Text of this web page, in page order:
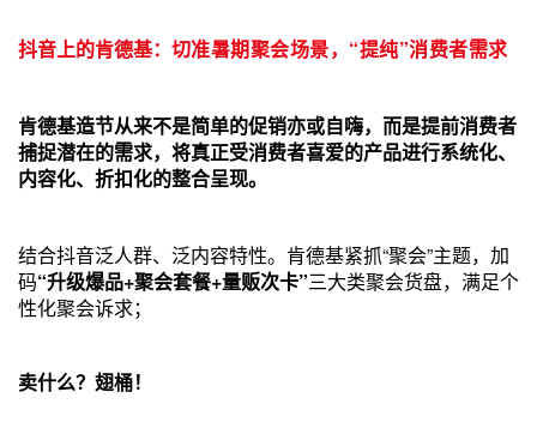
抖音上的肯德基： 切准暑期聚会场景，“提纯”消费者需求
肯德基造节从来不是简单的促销亦或自嗨，而是提前消费者
捕捉潜在的需求，将真正受消费者喜爱的产品进行系统化、
内容化、折扣化的整合呈现。
结合抖音泛人群、泛内容特性。肯德基紧抓“聚会”主题，加
码“升级爆品+聚会套餐+量贩次卡”三大类聚会货盘，满足个
性化聚会诉求；
卖什么？翅桶！